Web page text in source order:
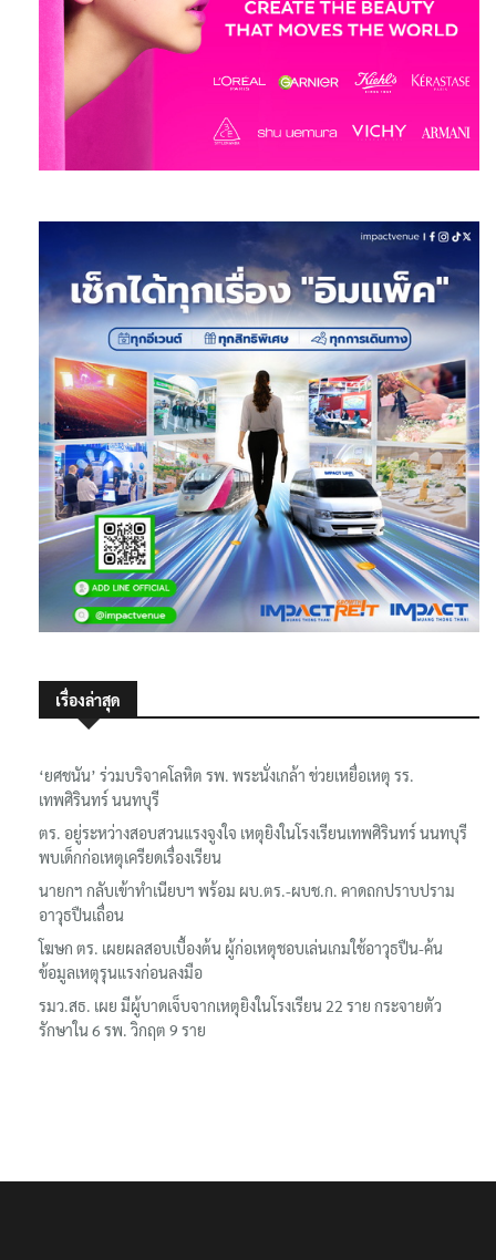
เรื่องล่าสุด
‘ยศชนัน’ ร่วมบริจาคโลหิต รพ. พระนั่งเกล้า ช่วยเหยื่อเหตุ รร.
เทพศิรินทร์ นนทบุรี
ตร. อยู่ระหว่างสอบสวนแรงจูงใจ เหตุยิงในโรงเรียนเทพศิรินทร์ นนทบุรี
พบเด็กก่อเหตุเครียดเรื่องเรียน
นายกฯ กลับเข้าทำเนียบฯ พร้อม ผบ.ตร.-ผบช.ก. คาดถกปราบปราม
อาวุธปืนเถื่อน
โฆษก ตร. เผยผลสอบเบื้องต้น ผู้ก่อเหตุชอบเล่นเกมใช้อาวุธปืน-ค้น
ข้อมูลเหตุรุนแรงก่อนลงมือ
รมว.สธ. เผย มีผู้บาดเจ็บจากเหตุยิงในโรงเรียน 22 ราย กระจายตัว
รักษาใน 6 รพ. วิกฤต 9 ราย